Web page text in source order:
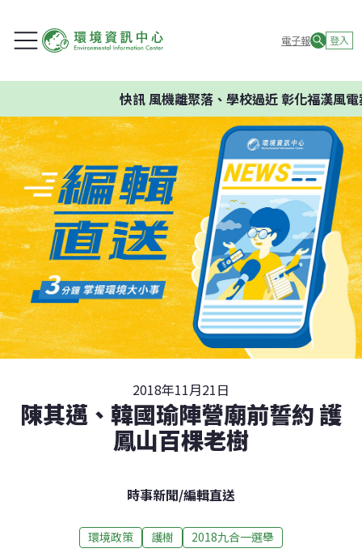
電子報 登入
快訊風機離聚落、學校過近 彰化福漢風電
2018年11月21日
陳其邁、韓國瑜陣營廟前誓約 護
鳳山百棵老樹
時事新聞/編輯直送
環境政策 護樹 2018九合一選舉